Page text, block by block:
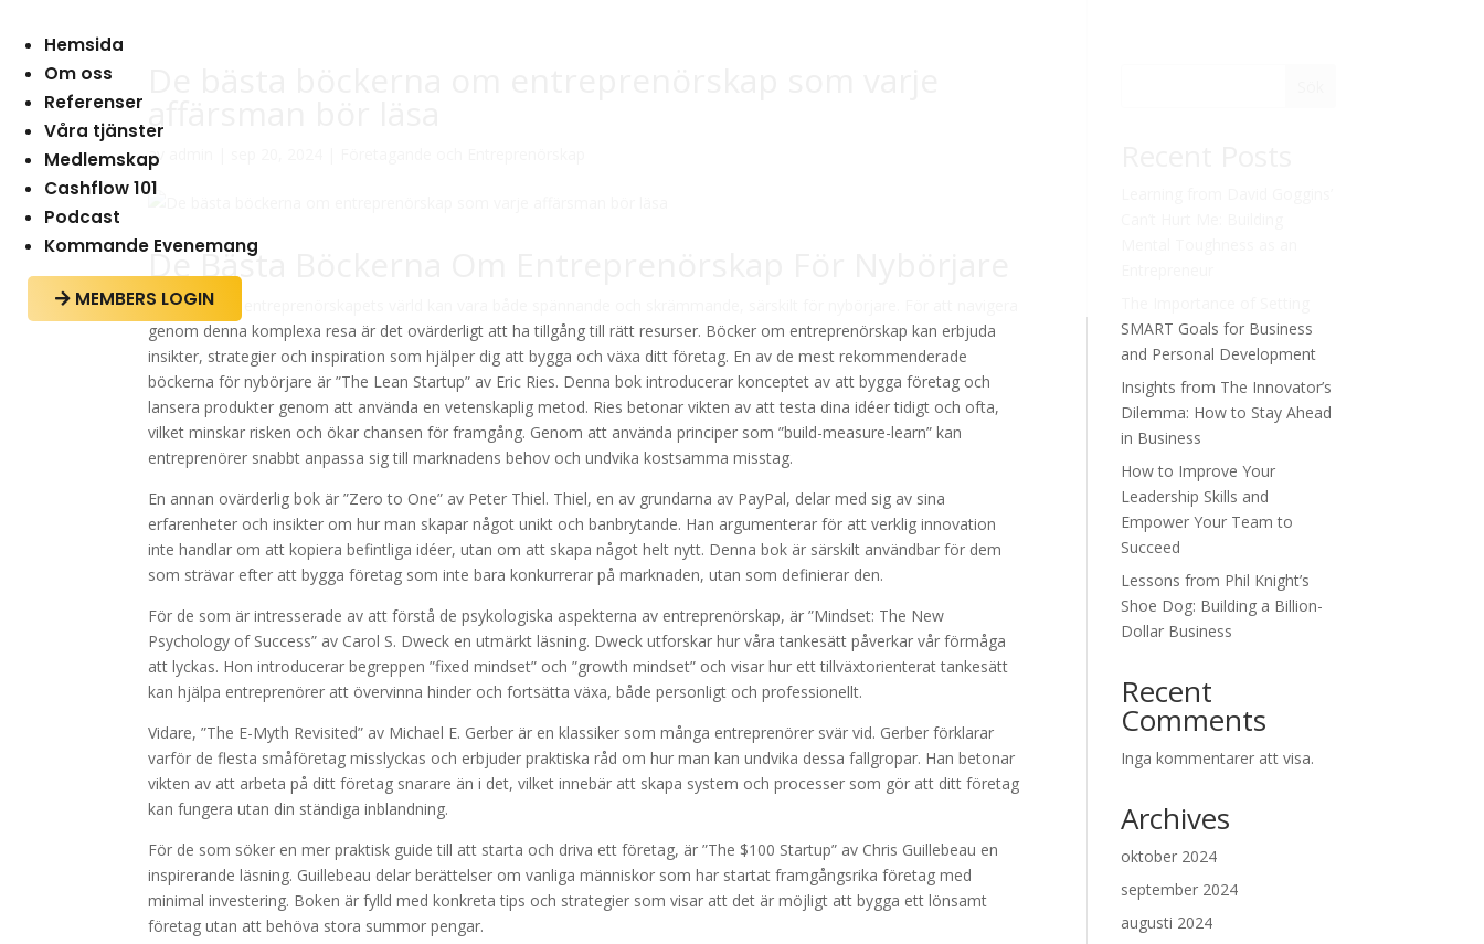
Hemsida
Om oss
Referenser
Våra tjänster
Medlemskap
Cashflow 101
Podcast
Kommande Evenemang
 MEMBERS LOGIN
av
De Bästa Böckerna Om Entreprenörskap För Nybörjare
Att ge sig in i entreprenörskapets värld kan vara både spännande och skrämmande, särskilt för nybörjare. För att navigera
genom denna komplexa resa är det ovärderligt att ha tillgång till rätt resurser. Böcker om entreprenörskap kan erbjuda
insikter, strategier och inspiration som hjälper dig att bygga och växa ditt företag. En av de mest rekommenderade
böckerna för nybörjare är ”The Lean Startup” av Eric Ries. Denna bok introducerar konceptet av att bygga företag och
lansera produkter genom att använda en vetenskaplig metod. Ries betonar vikten av att testa dina idéer tidigt och ofta,
vilket minskar risken och ökar chansen för framgång. Genom att använda principer som ”build-measure-learn” kan
entreprenörer snabbt anpassa sig till marknadens behov och undvika kostsamma misstag.
En annan ovärderlig bok är ”Zero to One” av Peter Thiel. Thiel, en av grundarna av PayPal, delar med sig av sina
erfarenheter och insikter om hur man skapar något unikt och banbrytande. Han argumenterar för att verklig innovation
inte handlar om att kopiera befintliga idéer, utan om att skapa något helt nytt. Denna bok är särskilt användbar för dem
som strävar efter att bygga företag som inte bara konkurrerar på marknaden, utan som definierar den.
För de som är intresserade av att förstå de psykologiska aspekterna av entreprenörskap, är ”Mindset: The New
Psychology of Success” av Carol S. Dweck en utmärkt läsning. Dweck utforskar hur våra tankesätt påverkar vår förmåga
att lyckas. Hon introducerar begreppen ”fixed mindset” och ”growth mindset” och visar hur ett tillväxtorienterat tankesätt
kan hjälpa entreprenörer att övervinna hinder och fortsätta växa, både personligt och professionellt.
Vidare, ”The E-Myth Revisited” av Michael E. Gerber är en klassiker som många entreprenörer svär vid. Gerber förklarar
varför de flesta småföretag misslyckas och erbjuder praktiska råd om hur man kan undvika dessa fallgropar. Han betonar
vikten av att arbeta på ditt företag snarare än i det, vilket innebär att skapa system och processer som gör att ditt företag
kan fungera utan din ständiga inblandning.
För de som söker en mer praktisk guide till att starta och driva ett företag, är ”The $100 Startup” av Chris Guillebeau en
inspirerande läsning. Guillebeau delar berättelser om vanliga människor som har startat framgångsrika företag med
minimal investering. Boken är fylld med konkreta tips och strategier som visar att det är möjligt att bygga ett lönsamt
företag utan att behöva stora summor pengar.
SMART Goals for Business
and Personal Development
Insights from The Innovator’s
Dilemma: How to Stay Ahead
in Business
How to Improve Your
Leadership Skills and
Empower Your Team to
Succeed
Lessons from Phil Knight’s
Shoe Dog: Building a Billion-
Dollar Business
Recent
Comments
Inga kommentarer att visa.
Archives
oktober 2024
september 2024
augusti 2024